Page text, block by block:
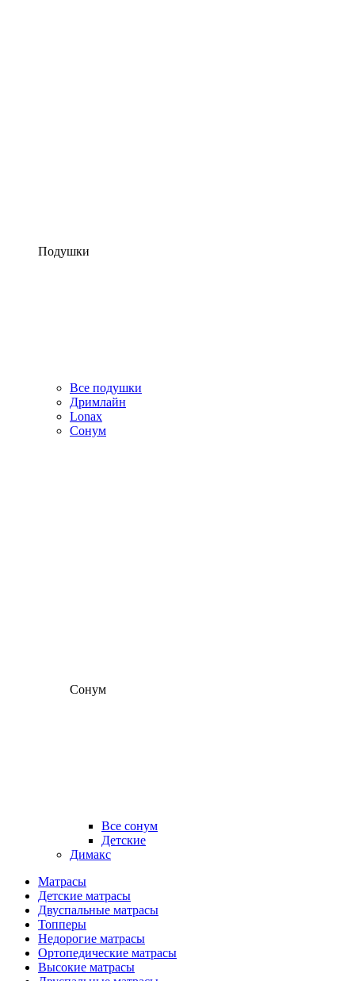
Подушки
Все подушки
Дримлайн
Lonax
Сонум
Сонум
Все сонум
Детские
Димакс
Матрасы
Детские матрасы
Двуспальные матрасы
Топперы
Недорогие матрасы
Ортопедические матрасы
Высокие матрасы